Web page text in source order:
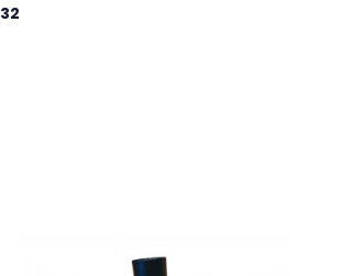
32